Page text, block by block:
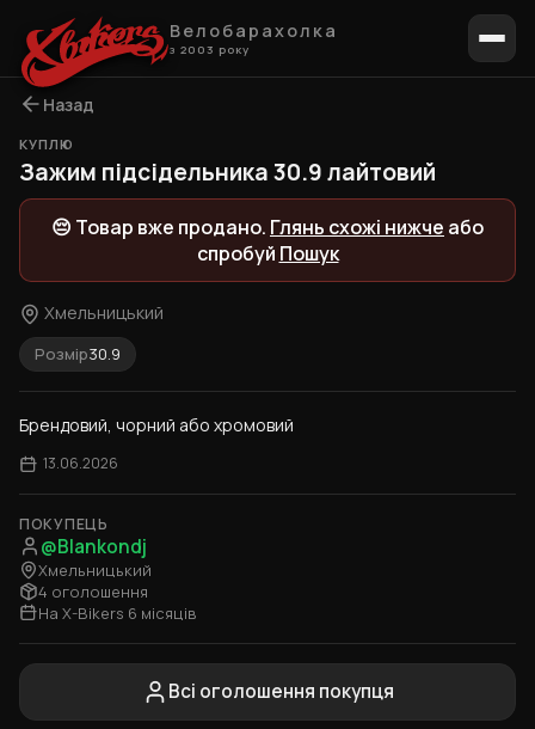
Велобарахолка
з 2003 року
Назад
КУПЛЮ
Зажим підсідельника 30.9 лайтовий
😔 Товар вже продано. Глянь схожі нижче або
спробуй Пошук
Хмельницький
Розмір30.9
Брендовий, чорний або хромовий
13.06.2026
ПОКУПЕЦЬ
@Blankondj
Хмельницький
4 оголошення
На X-Bikers 6 місяців
Всі оголошення покупця